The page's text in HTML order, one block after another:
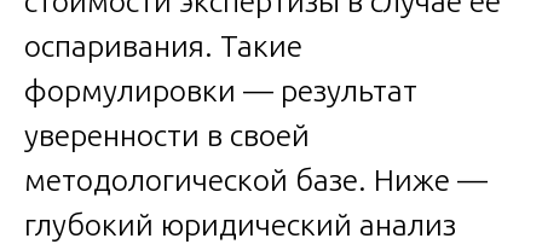
оспаривания. Такие
формулировки — результат
уверенности в своей
методологической базе. Ниже —
глубокий юридический анализ